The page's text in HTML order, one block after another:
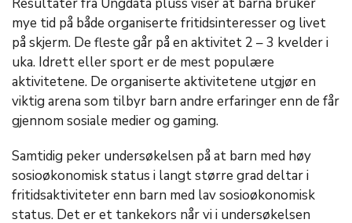
mye tid på både organiserte fritidsinteresser og livet
på skjerm. De fleste går på en aktivitet 2 – 3 kvelder i
uka. Idrett eller sport er de mest populære
aktivitetene. De organiserte aktivitetene utgjør en
viktig arena som tilbyr barn andre erfaringer enn de får
gjennom sosiale medier og gaming.
Samtidig peker undersøkelsen på at barn med høy
sosioøkonomisk status i langt større grad deltar i
fritidsaktiviteter enn barn med lav sosioøkonomisk
status. Det er et tankekors når vi i undersøkelsen